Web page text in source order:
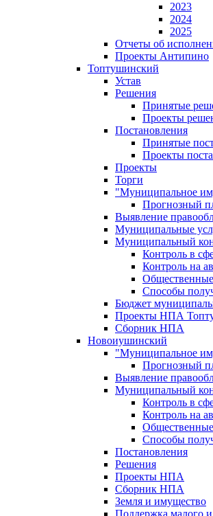
2023
2024
2025
Отчеты об
Проекты Антипино
Топтушинский
Устав
Решения
Принятые
Проекты
Постановления
Принятые
Проекты
Проекты
Торги
"Муниципальное
Прогнозный
Выявление
Муниципальные
Муниципальный
Контроль в
Контроль на
Способы
Бюджет
Проекты НПА
Сборник НПА
Новоиушинский
"Муниципальное
Прогнозный
Выявление
Муниципальный
Контроль в
Контроль на
Способы
Постановления
Решения
Проекты НПА
Сборник НПА
Земля и имущество
Поддержка малого и